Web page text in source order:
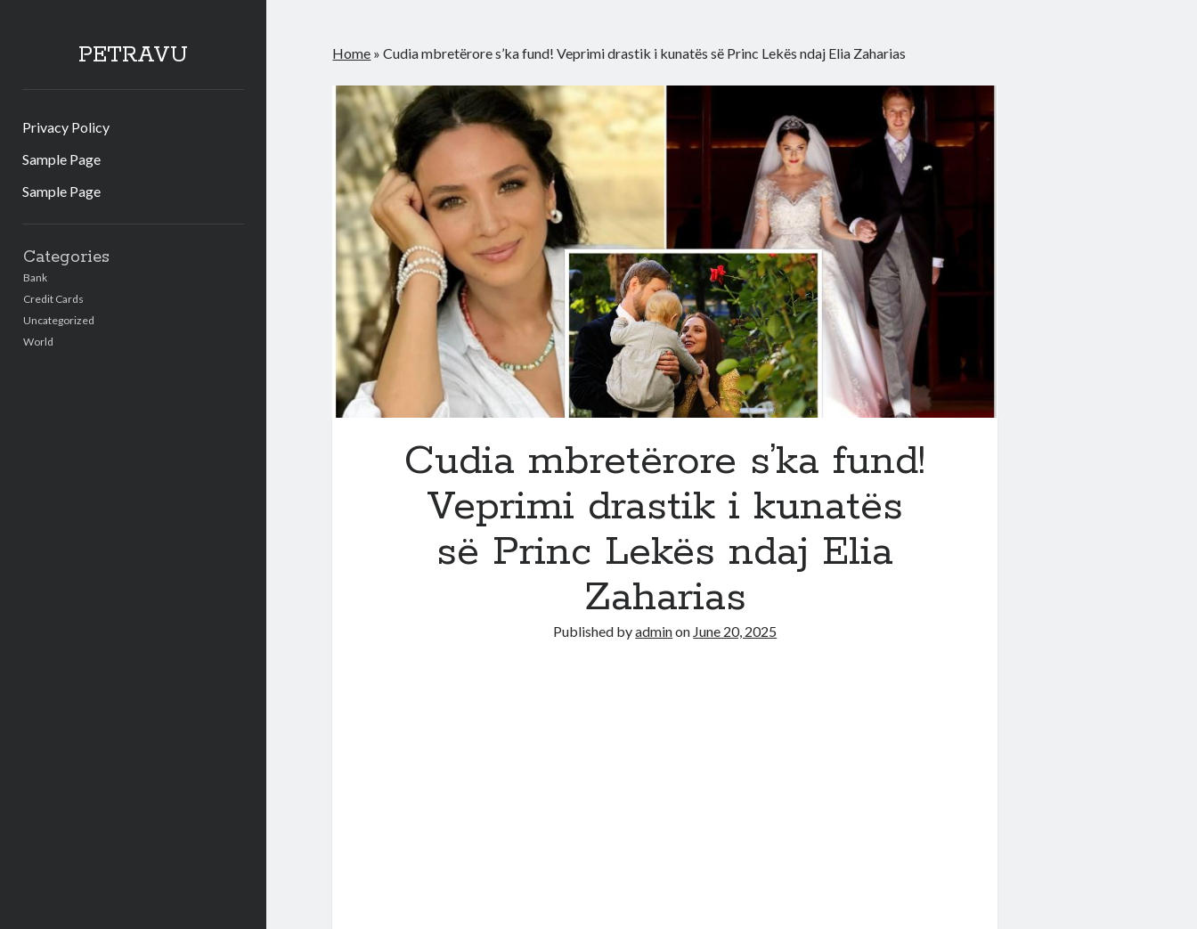
PETRAVU
Privacy Policy
Sample Page
Sample Page
Categories
Bank
Credit Cards
Uncategorized
World
Home »Cudia mbretërore s’ka fund! Veprimi drastik i kunatës së Princ Lekës ndaj Elia Zaharias
Cudia mbretërore s’ka fund!
Veprimi drastik i kunatës
së Princ Lekës ndaj Elia
Zaharias
Published byadminon June 20, 2025